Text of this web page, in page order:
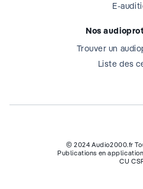
E-
Nos
Trouver un
Liste des
© 2024 Audio2000.fr
Publications en
CU